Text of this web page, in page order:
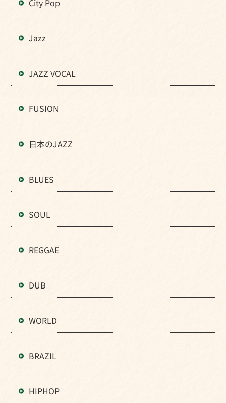
Jazz
JAZZ VOCAL
FUSION
日本のJAZZ
BLUES
SOUL
REGGAE
DUB
WORLD
BRAZIL
HIPHOP